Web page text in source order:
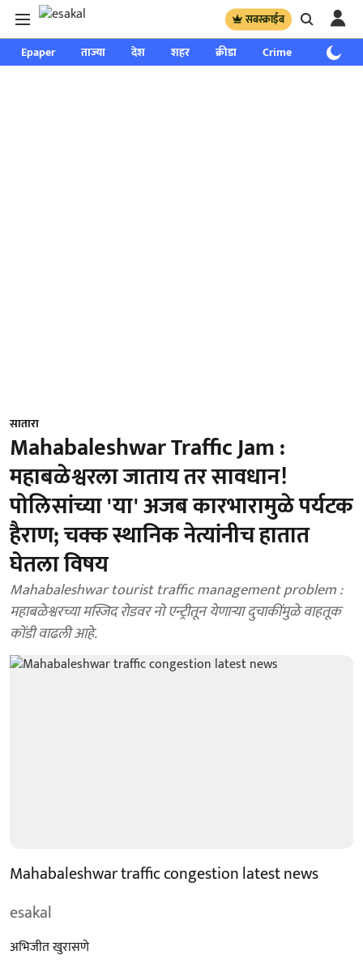
सबस्क्राईब
Epaper ताज्या देश शहर क्रीडा Crime साप्ताहिक
सातारा
Mahabaleshwar Traffic Jam :
महाबळेश्वरला जाताय तर सावधान!
पोलिसांच्या 'या' अजब कारभारामुळे पर्यटक
हैराण; चक्क स्थानिक नेत्यांनीच हातात
घेतला विषय
Mahabaleshwar tourist traffic management problem :
महाबळेश्वरच्या मस्जिद रोडवर नो एन्ट्रीतून येणाऱ्या दुचाकींमुळे वाहतूक
कोंडी वाढली आहे.
Mahabaleshwar traffic congestion latest news
esakal
अभिजीत खुरासणे